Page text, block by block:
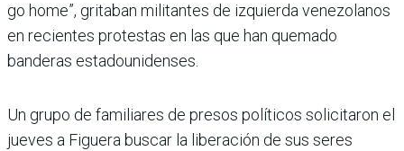
go home”, gritaban militantes de izquierda venezolanos
en recientes protestas en las que han quemado
banderas estadounidenses.
Un grupo de familiares de presos políticos solicitaron el
jueves a Figuera buscar la liberación de sus seres